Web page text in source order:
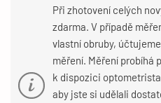
Při zhotovení celých
zdarma. V případě
vlastní obruby,
měření. Měření probíhá
k dispozici
aby jste si udělali